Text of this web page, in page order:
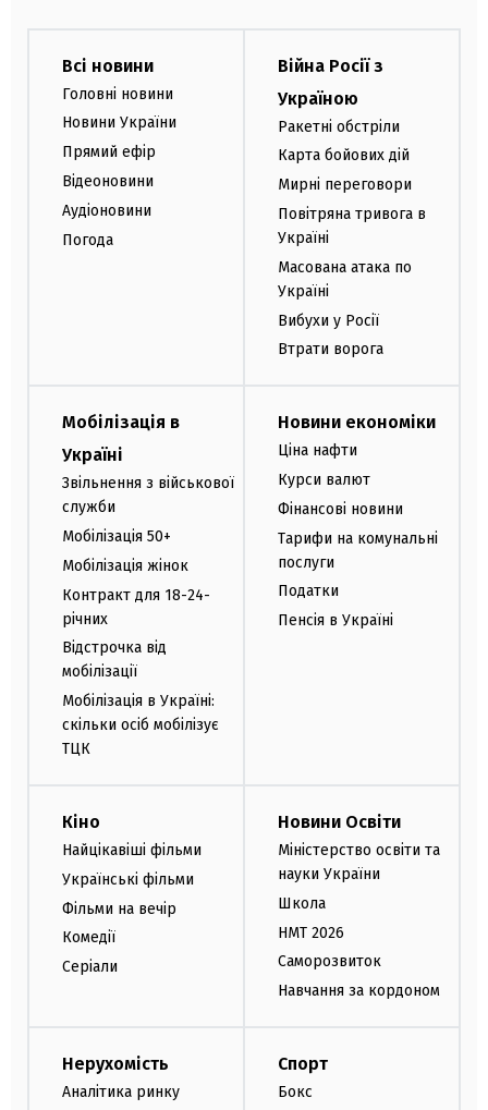
Всі новини
Головні новини
Новини України
Прямий ефір
Відеоновини
Аудіоновини
Погода
Війна Росії з
Україною
Ракетні обстріли
Карта бойових дій
Мирні переговори
Повітряна тривога в
Україні
Масована атака по
Україні
Вибухи у Росії
Втрати ворога
Мобілізація в
Україні
Звільнення з військової
служби
Мобілізація 50+
Мобілізація жінок
Контракт для 18-24-
річних
Відстрочка від
мобілізації
Мобілізація в Україні:
скільки осіб мобілізує
ТЦК
Новини економіки
Ціна нафти
Курси валют
Фінансові новини
Тарифи на комунальні
послуги
Податки
Пенсія в Україні
Кіно
Найцікавіші фільми
Українські фільми
Фільми на вечір
Комедії
Серіали
Новини Освіти
Міністерство освіти та
науки України
Школа
НМТ 2026
Саморозвиток
Навчання за кордоном
Нерухомість
Аналітика ринку
Спорт
Бокс